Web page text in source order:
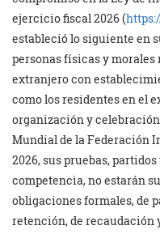
ejercicio fiscal 2026 (
estableció lo siguiente en
personas físicas y
extranjero con
como los residentes en el
organización y
Mundial de la Federación
2026, sus pruebas,
competencia, no estarán
obligaciones formales, de
retención, de recaudación